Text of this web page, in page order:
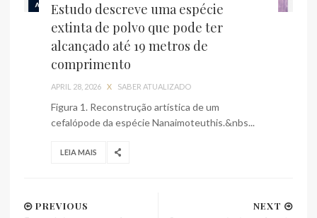
Estudo descreve uma espécie
extinta de polvo que pode ter
alcançado até 19 metros de
comprimento
APRIL 28, 2026 X SABER ATUALIZADO
Figura 1. Reconstrução artística de um
cefalópode da espécie Nanaimoteuthis.&nbs...
LEIA MAIS
NEXT
PREVIOUS